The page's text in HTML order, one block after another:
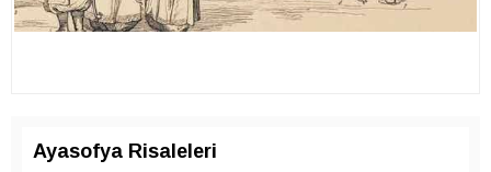
Ayasofya Risaleleri